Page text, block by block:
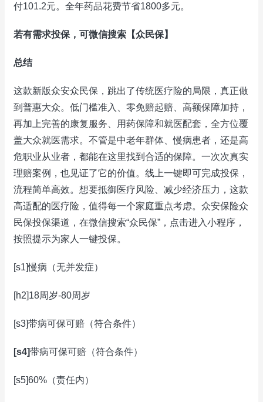
付101.2元。全年药品花费节省1800多元。
若有需求投保，可微信搜索【众民保】
总结
这款新版众安众民保，跳出了传统医疗险的局限，真正做
到普惠大众。低门槛准入、零免赔起赔、高额保障加持，
再加上完善的康复服务、用药保障和就医配套，全方位覆
盖大众就医需求。不管是中老年群体、慢病患者，还是高
危职业从业者，都能在这里找到合适的保障。一次次真实
理赔案例，也见证了它的价值。线上一键即可完成投保，
流程简单高效。想要抵御医疗风险、减少经济压力，这款
高适配的医疗险，值得每一个家庭重点考虑。众安保险众
民保投保渠道，在微信搜索“众民保”，点击进入小程序，
按照提示为家人一键投保。
[s1]慢病（无并发症）
[h2]18周岁-80周岁
[s3]带病可保可赔（符合条件）
[s4]带病可保可赔（符合条件）
[s5]60%（责任内）